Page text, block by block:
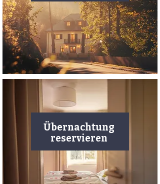
Übernachtung
reservieren